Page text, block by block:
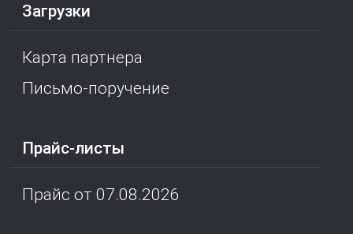
Загрузки
Карта партнера
Письмо-поручение
Прайс-листы
Прайс от 07.08.2026